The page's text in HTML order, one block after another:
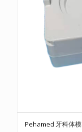
Pehamed 牙科体模